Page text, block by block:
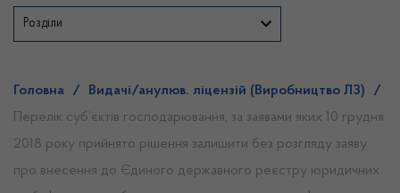
Розділи
Головна / Видачі/анулюв. ліцензій (Виробництво ЛЗ)
/
Перелік суб’єктів господарювання, за заявами яких 10 грудня
2018 року прийнято рішення залишити без розгляду заяву
про внесення до Єдиного державного реєстру юридичних